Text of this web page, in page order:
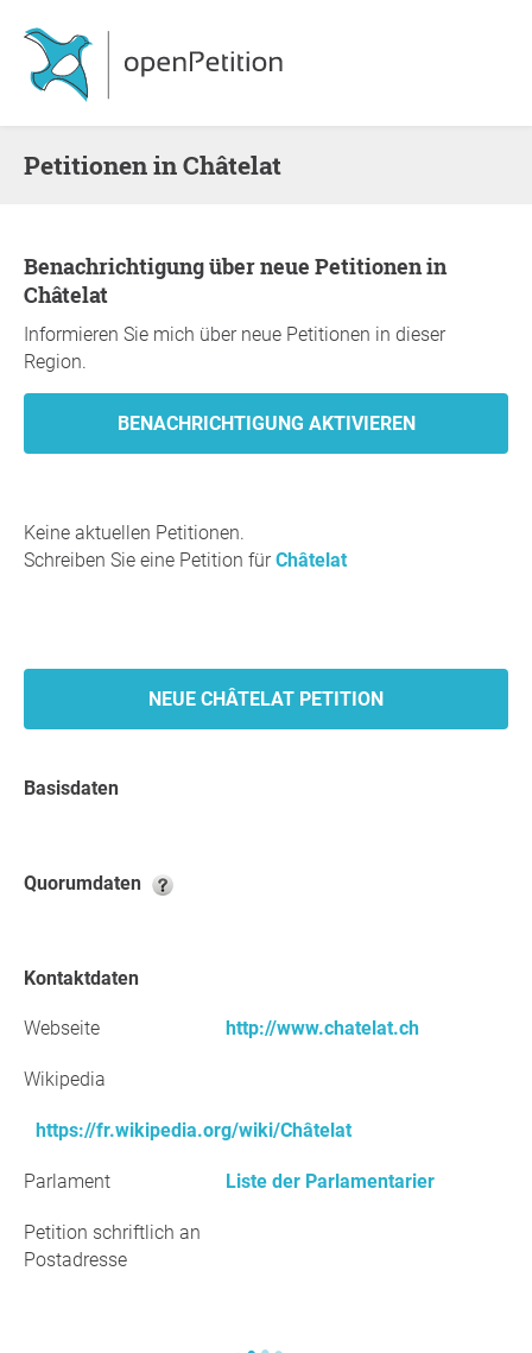
Petitionen in Châtelat
Benachrichtigung über neue Petitionen in
Châtelat
Informieren Sie mich über neue Petitionen in dieser
Region.
Keine aktuellen Petitionen.
Schreiben Sie eine Petition fürChâtelat
NEUE CHÂTELAT PETITION
Basisdaten
Quorumdaten
Kontaktdaten
Webseite http://www.chatelat.ch
Wikipedia
https://fr.wikipedia.org/wiki/Châtelat
Parlament Liste der Parlamentarier
Petition schriftlich an
Postadresse